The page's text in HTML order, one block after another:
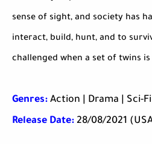
sense of sight, and society has
interact, build, hunt, and to
challenged when a set of twins
Genres: Action | Drama | Sci-Fi
Release Date: 28/08/2021